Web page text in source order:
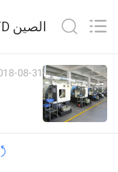
الصفحة
الرئيسية
منتجات
LTD.
08-31